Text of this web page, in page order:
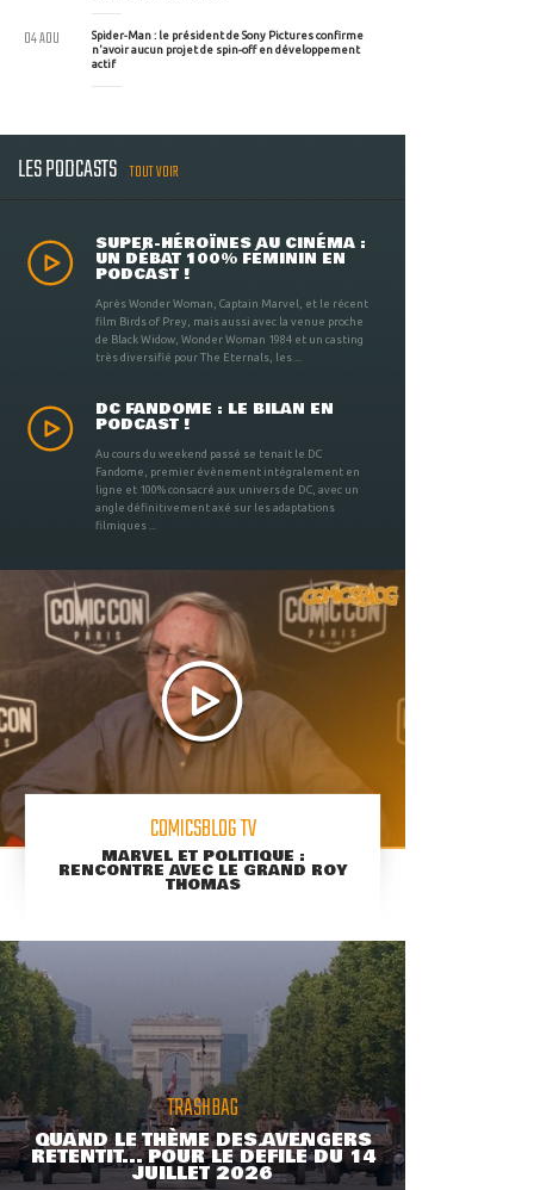
Spider-Man : le président de Sony Pictures confirme
n'avoir aucun projet de spin-off en développement
actif
04 AOU
LES PODCASTS TOUT VOIR
SUPER-HÉROÏNES AU CINÉMA :
UN DÉBAT 100% FÉMININ EN
PODCAST !
Après Wonder Woman, Captain Marvel, et le récent
film Birds of Prey, mais aussi avec la venue proche
de Black Widow, Wonder Woman 1984 et un casting
très diversifié pour The Eternals, les ...
DC FANDOME : LE BILAN EN
PODCAST !
Au cours du weekend passé se tenait le DC
Fandome, premier évènement intégralement en
ligne et 100% consacré aux univers de DC, avec un
angle définitivement axé sur les adaptations
filmiques ...
COMICSBLOG TV
MARVEL ET POLITIQUE :
RENCONTRE AVEC LE GRAND ROY
THOMAS
TRASHBAG
QUAND LE THÈME DES AVENGERS
RETENTIT... POUR LE DÉFILÉ DU 14
JUILLET 2026